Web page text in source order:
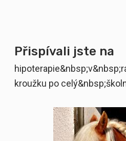
Přispívali jste na
kroužku po